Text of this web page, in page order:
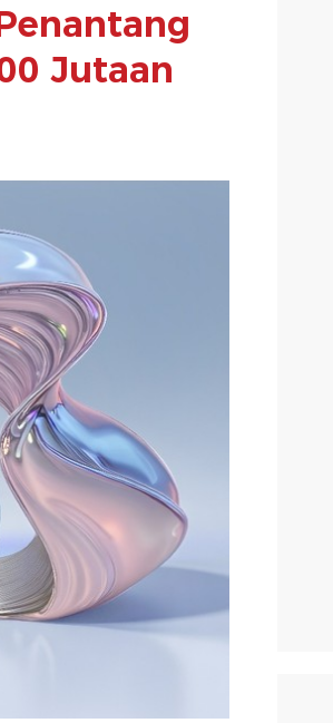
Jutaan